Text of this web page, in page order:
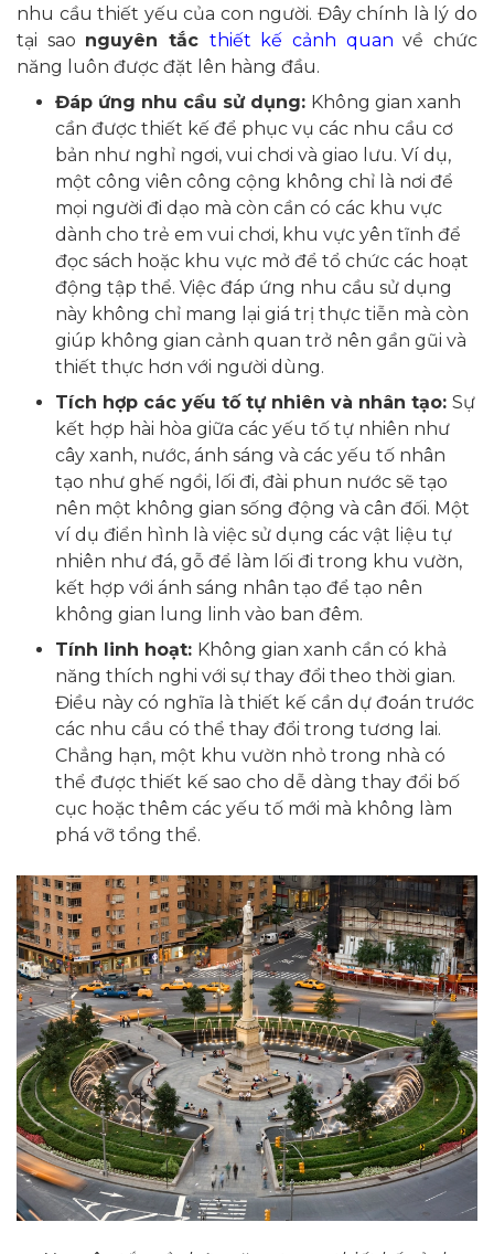
nhu cầu thiết yếu của con người. Đây chính là lý do
tại sao nguyên tắc thiết kế cảnh quan về chức
năng luôn được đặt lên hàng đầu.
Đáp ứng nhu cầu sử dụng: Không gian xanh
cần được thiết kế để phục vụ các nhu cầu cơ
bản như nghỉ ngơi, vui chơi và giao lưu. Ví dụ,
một công viên công cộng không chỉ là nơi để
mọi người đi dạo mà còn cần có các khu vực
dành cho trẻ em vui chơi, khu vực yên tĩnh để
đọc sách hoặc khu vực mở để tổ chức các hoạt
động tập thể. Việc đáp ứng nhu cầu sử dụng
này không chỉ mang lại giá trị thực tiễn mà còn
giúp không gian cảnh quan trở nên gần gũi và
thiết thực hơn với người dùng.
Tích hợp các yếu tố tự nhiên và nhân tạo: Sự
kết hợp hài hòa giữa các yếu tố tự nhiên như
cây xanh, nước, ánh sáng và các yếu tố nhân
tạo như ghế ngồi, lối đi, đài phun nước sẽ tạo
nên một không gian sống động và cân đối. Một
ví dụ điển hình là việc sử dụng các vật liệu tự
nhiên như đá, gỗ để làm lối đi trong khu vườn,
kết hợp với ánh sáng nhân tạo để tạo nên
không gian lung linh vào ban đêm.
Tính linh hoạt: Không gian xanh cần có khả
năng thích nghi với sự thay đổi theo thời gian.
Điều này có nghĩa là thiết kế cần dự đoán trước
các nhu cầu có thể thay đổi trong tương lai.
Chẳng hạn, một khu vườn nhỏ trong nhà có
thể được thiết kế sao cho dễ dàng thay đổi bố
cục hoặc thêm các yếu tố mới mà không làm
phá vỡ tổng thể.